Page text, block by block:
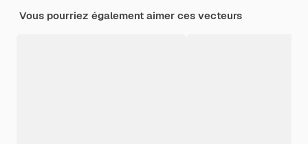
Vous pourriez également aimer ces vecteurs